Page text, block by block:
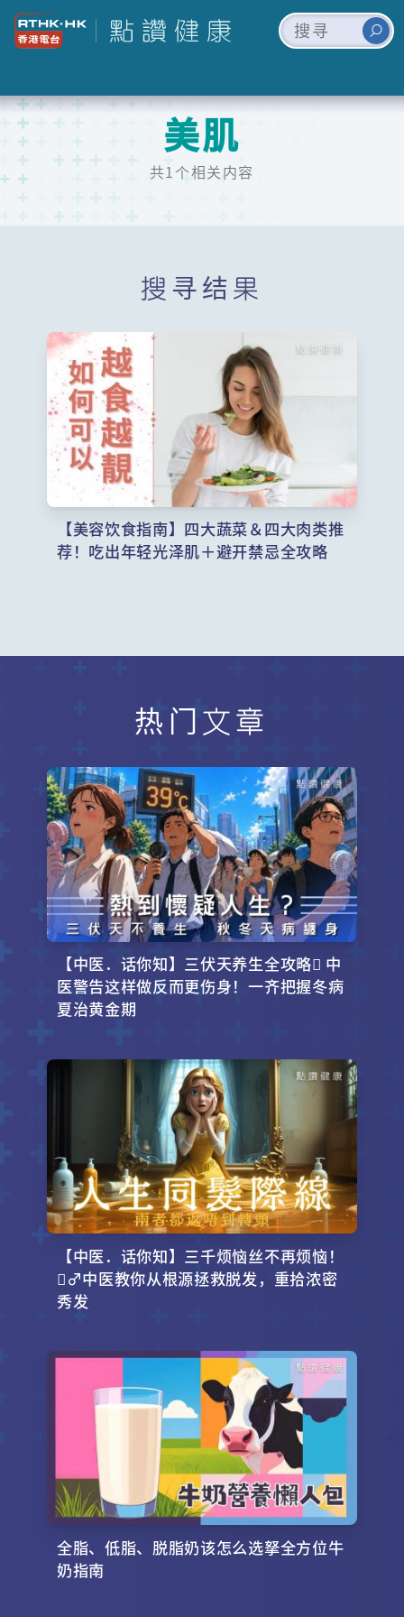
美肌
共1个相关内容
搜寻结果
【美容饮食指南】四大蔬菜＆四大肉类推
荐！吃出年轻光泽肌＋避开禁忌全攻略
热门文章
【中医．话你知】三伏天养生全攻略 中
医警告这样做反而更伤身！一齐把握冬病
夏治黄金期
【中医．话你知】三千烦恼丝不再烦恼！
‍♂️中医教你从根源拯救脱发，重拾浓密
秀发
全脂、低脂、脱脂奶该怎么选拏全方位牛
奶指南